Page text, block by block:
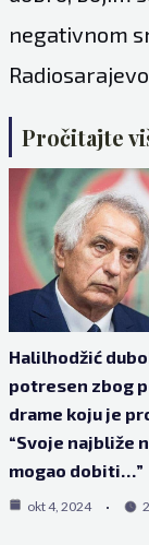
negativnom
Pročitajte
Halilhodžić
potresen zbog
drame koju je
“Svoje najbliže
mogao dobiti…”
okt 4, 2024